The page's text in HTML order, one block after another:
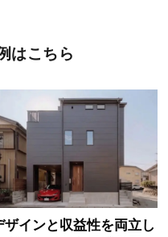
はこちら
ザインと収益性を両立し